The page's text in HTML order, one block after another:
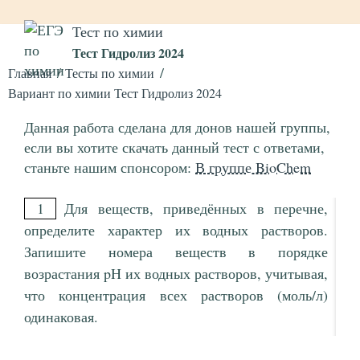
Тест по химии
Тест Гидролиз 2024
Главная
Тесты по химии
Вариант по химии Тест Гидролиз 2024
Данная работа сделана для донов нашей группы,
если вы хотите скачать данный тест с ответами,
станьте нашим спонсором: В группе BioChem
1
Для веществ, приведённых в перечне,
определите характер их водных растворов.
Запишите номера веществ в порядке
возрастания pH их водных растворов, учитывая,
что концентрация всех растворов (моль/л)
одинаковая.